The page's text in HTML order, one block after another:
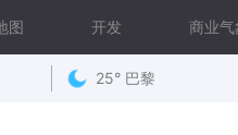
图 开发 商业气
25° 巴黎